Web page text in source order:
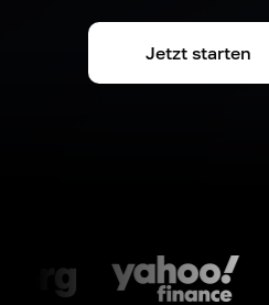
Jetzt starten